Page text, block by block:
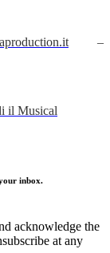
–
il Musical
inbox.
acknowledge the
at any